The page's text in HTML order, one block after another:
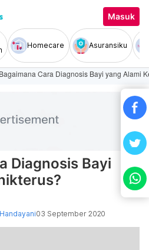
Masuk
Homecare Asuransiku
Bagaimana Cara Diagnosis Bayi yang Alami
Diagnosis Bayi
03 September 2020